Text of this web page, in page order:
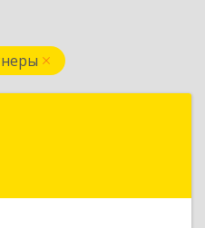
Сергиево-Посадский